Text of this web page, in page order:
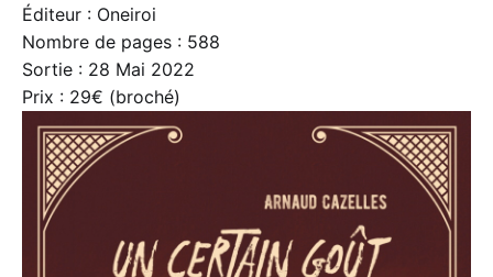
Éditeur : Oneiroi
Nombre de pages : 588
Sortie : 28 Mai 2022
Prix : 29€ (broché)